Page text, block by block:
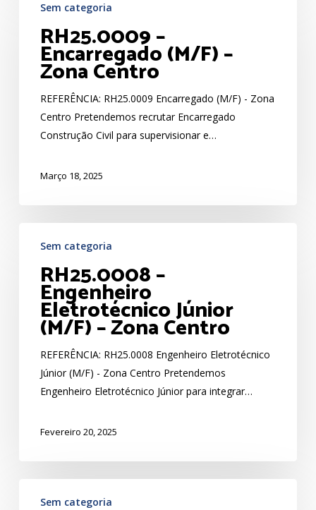
Encarregado
(M/F)
Centro
Sem categoria
RH25.0009 –
Encarregado (M/F) –
Zona Centro
REFERÊNCIA: RH25.0009 Encarregado (M/F) - Zona
Centro Pretendemos recrutar Encarregado
Construção Civil para supervisionar e…
Março 18, 2025
Engenheiro
Eletrotécnico
Júnior
(M/F)
Zona
Centro
Sem categoria
RH25.0008 –
Engenheiro
Eletrotécnico Júnior
(M/F) – Zona Centro
REFERÊNCIA: RH25.0008 Engenheiro Eletrotécnico
Júnior (M/F) - Zona Centro Pretendemos
Engenheiro Eletrotécnico Júnior para integrar…
Fevereiro 20, 2025
Sem categoria